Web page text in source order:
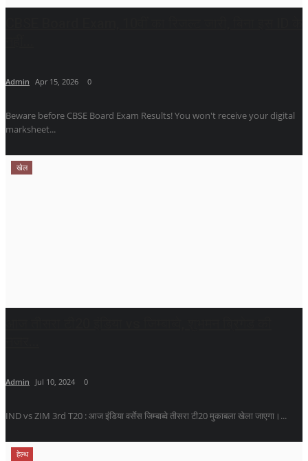
Admin Apr 15, 2026 0
Beware before CBSE Board Exam Results! You won't receive your digital
marksheet...
खेल
Admin Jul 10, 2024 0
IND vs ZIM 3rd T20 : आज इंडिया वर्सेस जिम्बाब्वे तीसरा टी20 मुकाबला खेला जाएगा।...
हेल्थ